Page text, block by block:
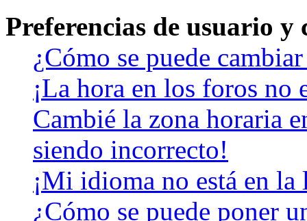
Preferencias de usuario y
¿Cómo se puede
¡La hora en los foros no
Cambié la zona horaria
siendo incorrecto!
¡Mi idioma no está en la
¿Cómo se puede poner